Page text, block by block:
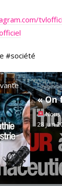
#société
Nous
28 juin